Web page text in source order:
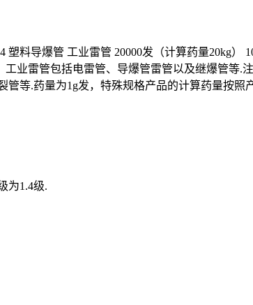
料导爆管 工业雷管 20000发（计算药量20kg）
业雷管包括电雷管、导爆管雷管以及继爆管等.
等.药量为1g发，特殊规格产品的计算药量按照
为1.4级.